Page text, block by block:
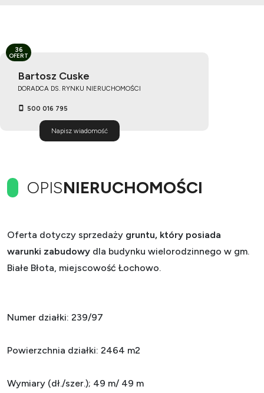
Bartosz Cuske
DORADCA DS. RYNKU NIERUCHOMOŚCI
500 016 795
Napisz wiadomość
36
OFERT
OPISNIERUCHOMOŚCI
Oferta dotyczy sprzedaży gruntu, który posiada
warunki zabudowy dla budynku wielorodzinnego w gm.
Białe Błota, miejscowość Łochowo.
Numer działki: 239/97
Powierzchnia działki: 2464 m2
Wymiary (dł./szer.); 49 m/ 49 m